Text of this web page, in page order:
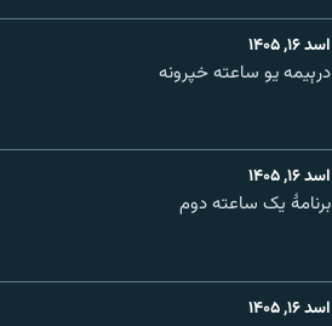
اسد ۱۶, ۱۴۰۵
درېیمه یو ساعته خپرونه
اسد ۱۶, ۱۴۰۵
برنامۀ یک ساعته دوم
اسد ۱۶, ۱۴۰۵